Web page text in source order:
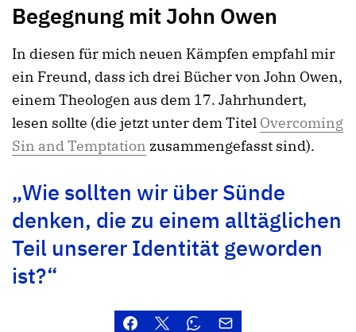
Begegnung mit John Owen
In diesen für mich neuen Kämpfen empfahl mir
ein Freund, dass ich drei Bücher von John Owen,
einem Theologen aus dem 17. Jahrhundert,
lesen sollte (die jetzt unter dem Titel Overcoming
Sin and Temptation zusammengefasst sind).
„Wie sollten wir über Sünde
denken, die zu einem alltäglichen
Teil unserer Identität geworden
ist?“